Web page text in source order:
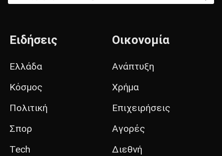
Ειδήσεις
Ελλάδα
Κόσμος
Πολιτική
Σπορ
Tech
Οικονομία
Ανάπτυξη
Χρήμα
Επιχειρήσεις
Αγορές
Διεθνή